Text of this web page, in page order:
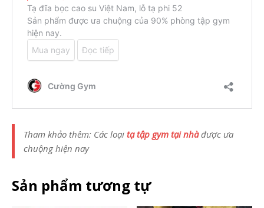
Tham khảo thêm: Các loại tạ tập gym tại nhàđược ưa
chuộng hiện nay
Sản phẩm tương tự